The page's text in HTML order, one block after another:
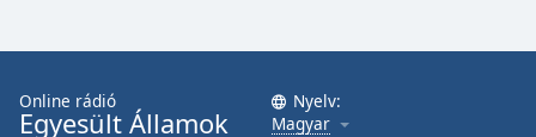
Online rádió
Egyesült Államok
Nyelv:
Magyar